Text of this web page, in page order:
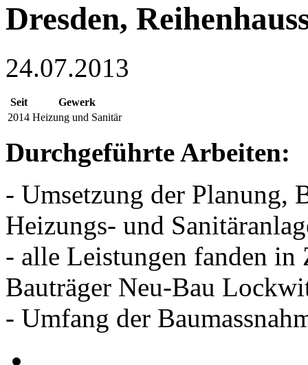
Dresden,
24.07.2013
Seit
Gewerk
2014 Heizung und Sanitär
Durchgeführte Arbeiten:
- Umsetzung der Planung,
Heizungs- und
- alle Leistungen fanden in
Bauträger Neu-Bau
- Umfang der